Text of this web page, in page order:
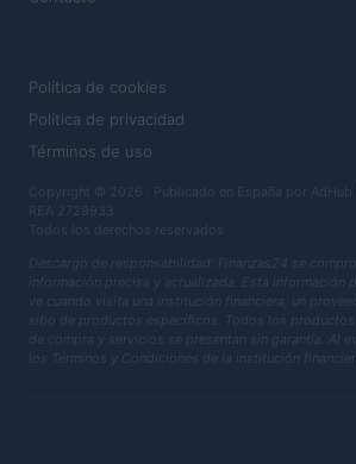
Política de cookies
Política de privacidad
Términos de uso
Copyright © 2026 · Publicado en España por AdHub
REA 2729933
Todos los derechos reservados
Descargo de responsabilidad: Finanzas24 se
información precisa y actualizada. Esta información
ve cuando visita una institución financiera, un
sitio de productos específicos. Todos los
de compra y servicios se presentan sin garantía. Al
los Términos y Condiciones de la institución